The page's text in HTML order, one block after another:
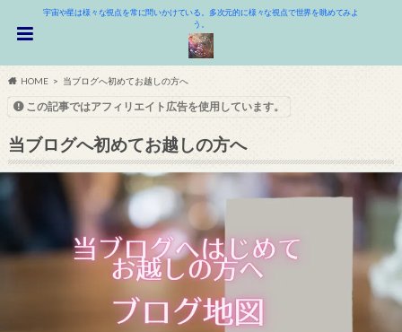
宇宙や星は様々な視点を常に問いかけている。多次元的に様々な視点で世界を眺めてみよ
う。
HOME 当ブログへ初めてお越しの方へ
この記事ではアフィリエイト広告を使用しています。
当ブログへ初めてお越しの方へ